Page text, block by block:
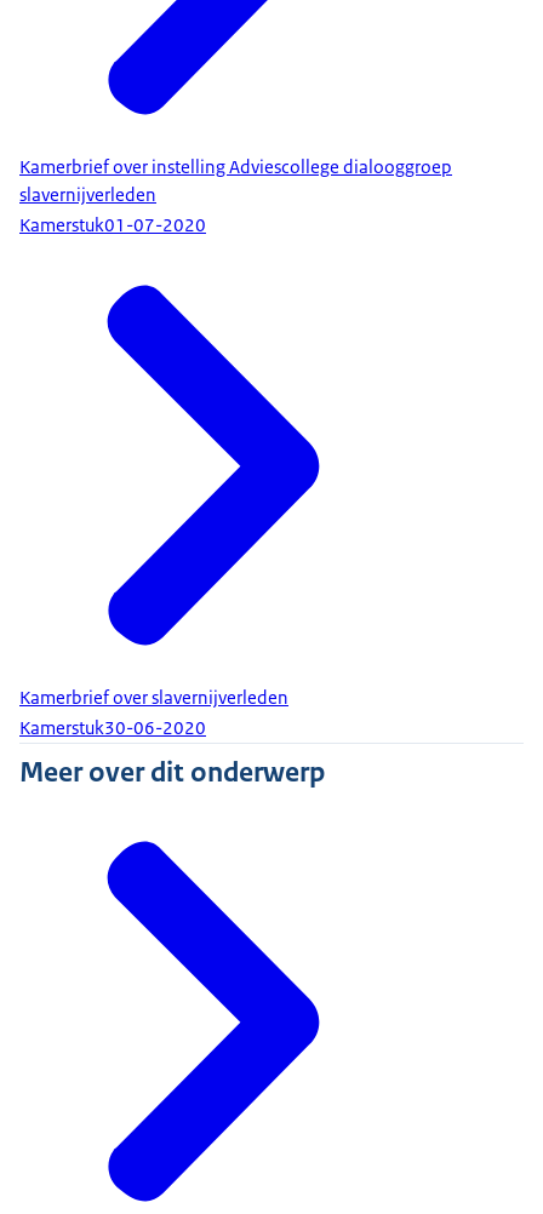
Kamerbrief over instelling Adviescollege dialooggroep
slavernijverleden
Kamerstuk01-07-2020
Kamerbrief over slavernijverleden
Kamerstuk30-06-2020
Meer over dit onderwerp